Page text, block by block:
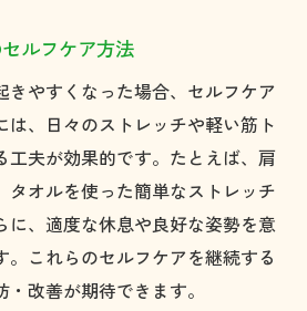
ルフケア方法
きやすくなった場合、セルフケア
は、日々のストレッチや軽い筋ト
工夫が効果的です。たとえば、肩
タオルを使った簡単なストレッチ
に、適度な休息や良好な姿勢を意
。これらのセルフケアを継続する
改善が期待できます。